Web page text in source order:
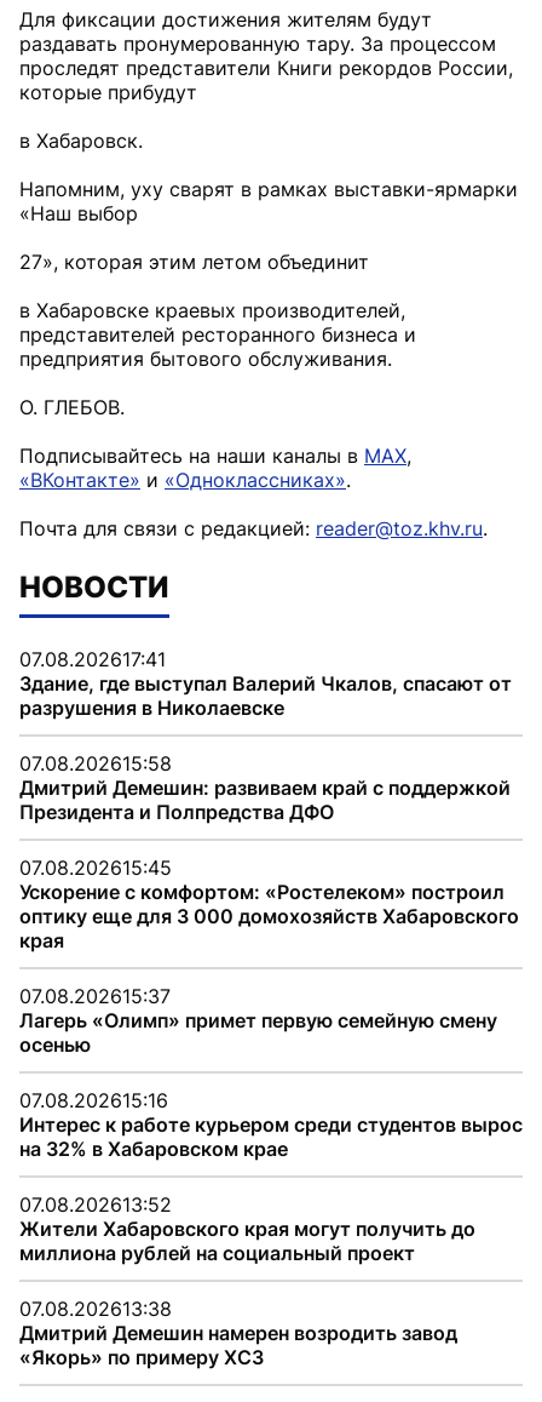
Для фиксации достижения жителям будут
раздавать пронумерованную тару. За процессом
проследят представители Книги рекордов России,
которые прибудут
в Хабаровск.
Напомним, уху сварят в рамках выставки-ярмарки
«Наш выбор
27», которая этим летом объединит
в Хабаровске краевых производителей,
представителей ресторанного бизнеса и
предприятия бытового обслуживания.
О. ГЛЕБОВ.
Подписывайтесь на наши каналы в MAX,
«ВКонтакте» и «Одноклассниках».
Почта для связи с редакцией: reader@toz.khv.ru.
НОВОСТИ
07.08.202617:41
Здание, где выступал Валерий Чкалов, спасают от
разрушения в Николаевске
07.08.202615:58
Дмитрий Демешин: развиваем край с поддержкой
Президента и Полпредства ДФО
07.08.202615:45
Ускорение с комфортом: «Ростелеком» построил
оптику еще для 3 000 домохозяйств Хабаровского
края
07.08.202615:37
Лагерь «Олимп» примет первую семейную смену
осенью
07.08.202615:16
Интерес к работе курьером среди студентов вырос
на 32% в Хабаровском крае
07.08.202613:52
Жители Хабаровского края могут получить до
миллиона рублей на социальный проект
07.08.202613:38
Дмитрий Демешин намерен возродить завод
«Якорь» по примеру ХСЗ